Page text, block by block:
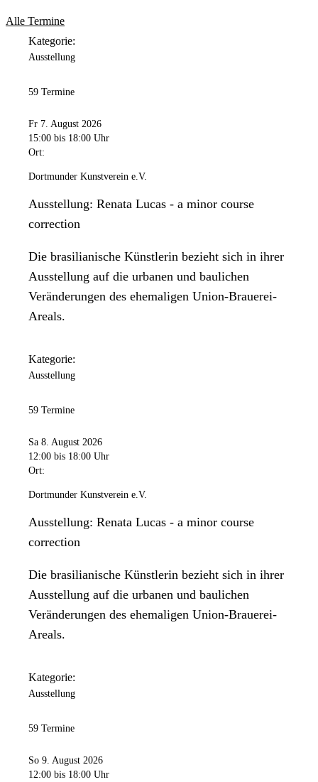
Alle Termine
Kategorie:
Ausstellung
59 Termine
Fr 7. August 2026
15:00 bis 18:00 Uhr
Ort:
Dortmunder Kunstverein e.V.
Ausstellung: Renata Lucas - a minor course
correction
Die brasilianische Künstlerin bezieht sich in ihrer
Ausstellung auf die urbanen und baulichen
Veränderungen des ehemaligen Union-Brauerei-
Areals.
Kategorie:
Ausstellung
59 Termine
Sa 8. August 2026
12:00 bis 18:00 Uhr
Ort:
Dortmunder Kunstverein e.V.
Ausstellung: Renata Lucas - a minor course
correction
Die brasilianische Künstlerin bezieht sich in ihrer
Ausstellung auf die urbanen und baulichen
Veränderungen des ehemaligen Union-Brauerei-
Areals.
Kategorie:
Ausstellung
59 Termine
So 9. August 2026
12:00 bis 18:00 Uhr